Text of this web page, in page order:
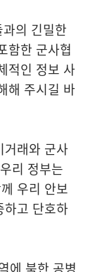
의 긴밀한
함한 군사협
적인 정보 사
해 주시길 바
래와 군사
리 정부는
우리 안보
고 단호하
에 북한 공병